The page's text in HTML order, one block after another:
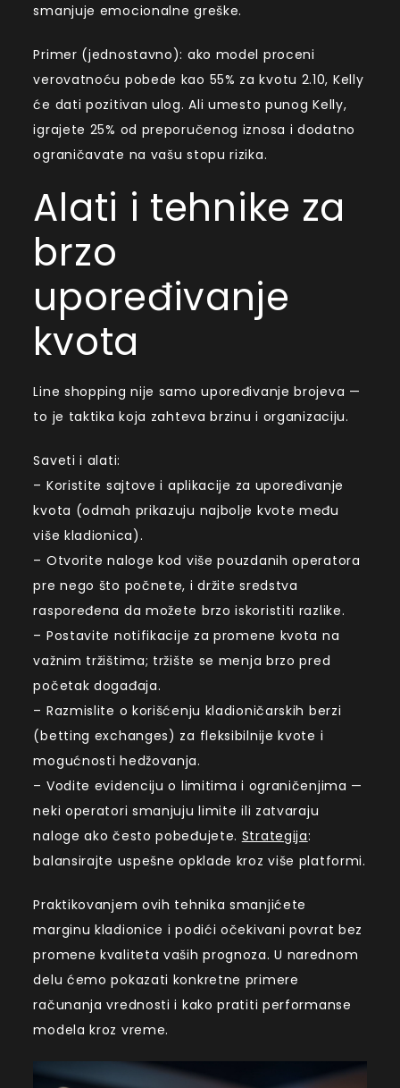
smanjuje emocionalne greške.
Primer (jednostavno): ako model proceni
verovatnoću pobede kao 55% za kvotu 2.10, Kelly
će dati pozitivan ulog. Ali umesto punog Kelly,
igrajete 25% od preporučenog iznosa i dodatno
ograničavate na vašu stopu rizika.
Alati i tehnike za
brzo
upoređivanje
kvota
Line shopping nije samo upoređivanje brojeva —
to je taktika koja zahteva brzinu i organizaciju.
Saveti i alati:
– Koristite sajtove i aplikacije za upoređivanje
kvota (odmah prikazuju najbolje kvote među
više kladionica).
– Otvorite naloge kod više pouzdanih operatora
pre nego što počnete, i držite sredstva
raspoređena da možete brzo iskoristiti razlike.
– Postavite notifikacije za promene kvota na
važnim tržištima; tržište se menja brzo pred
početak događaja.
– Razmislite o korišćenju kladioničarskih berzi
(betting exchanges) za fleksibilnije kvote i
mogućnosti hedžovanja.
– Vodite evidenciju o limitima i ograničenjima —
neki operatori smanjuju limite ili zatvaraju
naloge ako često pobeđujete. Strategija:
balansirajte uspešne opklade kroz više platformi.
Praktikovanjem ovih tehnika smanjićete
marginu kladionice i podići očekivani povrat bez
promene kvaliteta vaših prognoza. U narednom
delu ćemo pokazati konkretne primere
računanja vrednosti i kako pratiti performanse
modela kroz vreme.